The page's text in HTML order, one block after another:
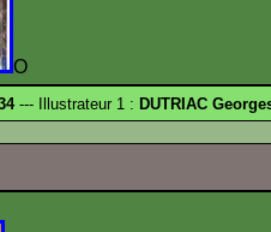
O
--- Illustrateur 1 : DUTRIAC